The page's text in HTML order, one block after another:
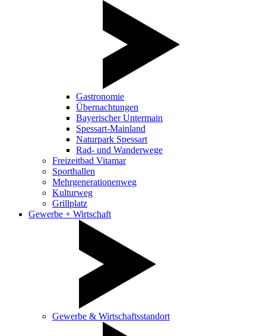
Gastronomie
Übernachtungen
Bayerischer Untermain
Spessart-Mainland
Naturpark Spessart
Rad- und Wanderwege
Freizeitbad Vitamar
Sporthallen
Mehrgenerationenweg
Kulturweg
Grillplatz
Gewerbe + Wirtschaft
Gewerbe & Wirtschaftsstandort